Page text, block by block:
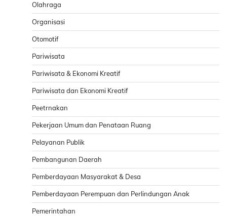
Olahraga
Organisasi
Otomotif
Pariwisata
Pariwisata & Ekonomi Kreatif
Pariwisata dan Ekonomi Kreatif
Peetrnakan
Pekerjaan Umum dan Penataan Ruang
Pelayanan Publik
Pembangunan Daerah
Pemberdayaan Masyarakat & Desa
Pemberdayaan Perempuan dan Perlindungan Anak
Pemerintahan